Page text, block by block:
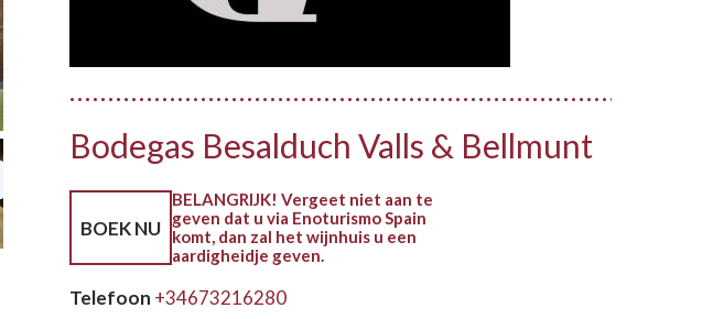
Bodegas Besalduch Valls & Bellmunt
BOEK NU
BELANGRIJK! Vergeet niet aan te
geven dat u via Enoturismo Spain
komt, dan zal het wijnhuis u een
aardigheidje geven.
Telefoon +34673216280